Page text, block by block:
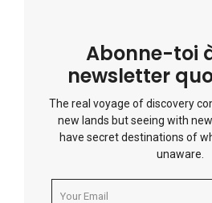
Abonne-toi
newsletter
The real voyage of discovery
new lands but seeing with
have secret destinations of
unaware.